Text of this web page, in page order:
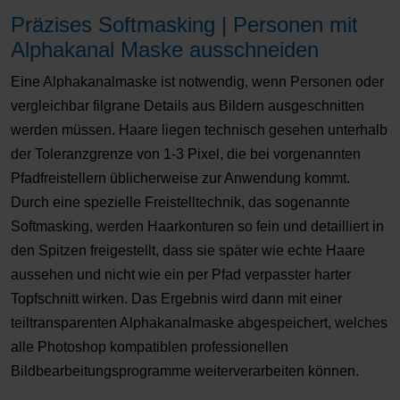
Präzises Softmasking | Personen mit
Alphakanal Maske ausschneiden
Eine Alphakanalmaske ist notwendig, wenn Personen oder
vergleichbar filgrane Details aus Bildern ausgeschnitten
werden müssen. Haare liegen technisch gesehen unterhalb
der Toleranzgrenze von 1-3 Pixel, die bei vorgenannten
Pfadfreistellern üblicherweise zur Anwendung kommt.
Durch eine spezielle Freistelltechnik, das sogenannte
Softmasking, werden Haarkonturen so fein und detailliert in
den Spitzen freigestellt, dass sie später wie echte Haare
aussehen und nicht wie ein per Pfad verpasster harter
Topfschnitt wirken. Das Ergebnis wird dann mit einer
teiltransparenten Alphakanalmaske abgespeichert, welches
alle Photoshop kompatiblen professionellen
Bildbearbeitungsprogramme weiterverarbeiten können.